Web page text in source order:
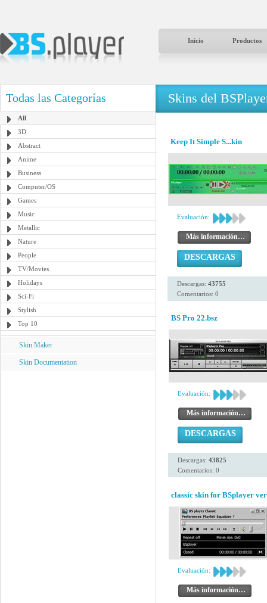
Inicio Productos
Todas las Categorías
All
3D
Abstract
Anime
Business
Computer/OS
Games
Music
Metallic
Nature
People
TV/Movies
Holidays
Sci-Fi
Stylish
Top 10
Skin Maker
Skin Documentation
Skins del
Keep It Simple S...kin
Evaluación:
Más información…
DESCARGAS
Descargas: 43755
Comentarios: 0
BS Pro 22.bsz
Evaluación:
Más información…
DESCARGAS
Descargas: 43825
Comentarios: 0
classic skin for BSplayer
Evaluación:
Más información…